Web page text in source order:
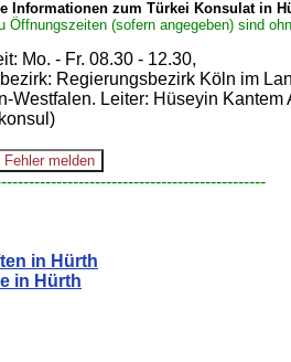
Informationen zum Türkei Konsulat in
Öffnungszeiten (sofern angegeben) sind
Mo. - Fr. 08.30 - 12.30,
Regierungsbezirk Köln im
Westfalen. Leiter: Hüseyin Kantem
in Hürth
in Hürth